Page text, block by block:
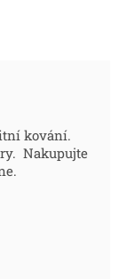
kování.
Nakupujte